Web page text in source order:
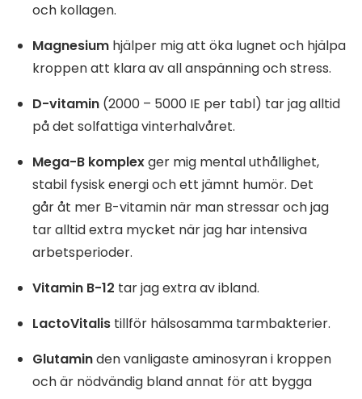
och kollagen.
Magnesium hjälper mig att öka lugnet och hjälpa
kroppen att klara av all anspänning och stress.
D-vitamin (2000 – 5000 IE per tabl) tar jag alltid
på det solfattiga vinterhalvåret.
Mega-B komplexger mig mental uthållighet,
stabil fysisk energi och ett jämnt humör. Det
går åt mer B-vitamin när man stressar och jag
tar alltid extra mycket när jag har intensiva
arbetsperioder.
Vitamin B-12 tar jag extra av ibland.
LactoVitalis tillför hälsosamma tarmbakterier.
Glutaminden vanligaste aminosyran i kroppen
och är nödvändig bland annat för att bygga